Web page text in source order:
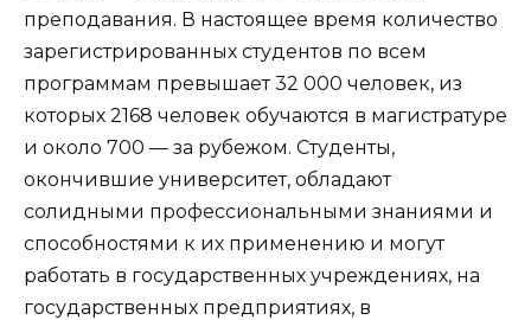
преподавания. В настоящее время количество
зарегистрированных студентов по всем
программам превышает 32 000 человек, из
которых 2168 человек обучаются в магистратуре
и около 700 — за рубежом. Студенты,
окончившие университет, обладают
солидными профессиональными знаниями и
способностями к их применению и могут
работать в государственных учреждениях, на
государственных предприятиях, в